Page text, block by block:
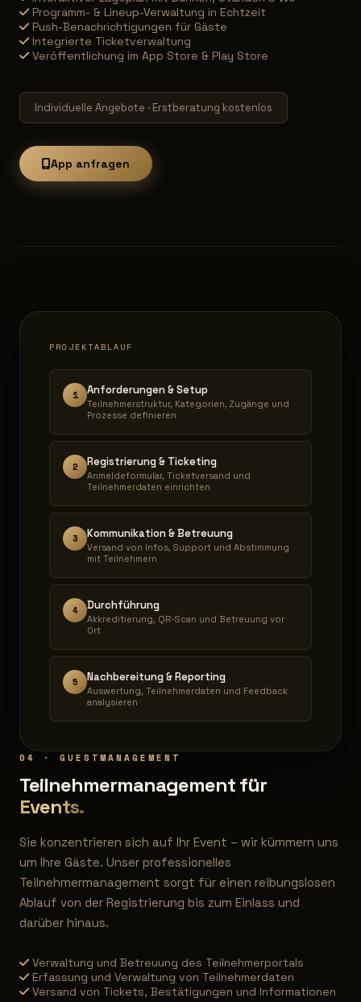
Programm- & Lineup-Verwaltung in Echtzeit
Push-Benachrichtigungen für Gäste
Integrierte Ticketverwaltung
Veröffentlichung im App Store & Play Store
Individuelle Angebote · Erstberatung kostenlos
App anfragen
PROJEKTABLAUF
1 Anforderungen & Setup
Teilnehmerstruktur, Kategorien, Zugänge und
Prozesse definieren
2 Registrierung & Ticketing
Anmeldeformular, Ticketversand und
Teilnehmerdaten einrichten
3 Kommunikation & Betreuung
Versand von Infos, Support und Abstimmung
mit Teilnehmern
4 Durchführung
Akkreditierung, QR-Scan und Betreuung vor
Ort
5 Nachbereitung & Reporting
Auswertung, Teilnehmerdaten und Feedback
analysieren
04 · GUESTMANAGEMENT
Teilnehmermanagement für
Events.
Sie konzentrieren sich auf Ihr Event – wir kümmern uns
um Ihre Gäste. Unser professionelles
Teilnehmermanagement sorgt für einen reibungslosen
Ablauf von der Registrierung bis zum Einlass und
darüber hinaus.
Verwaltung und Betreuung des Teilnehmerportals
Erfassung und Verwaltung von Teilnehmerdaten
Versand von Tickets, Bestätigungen und Informationen